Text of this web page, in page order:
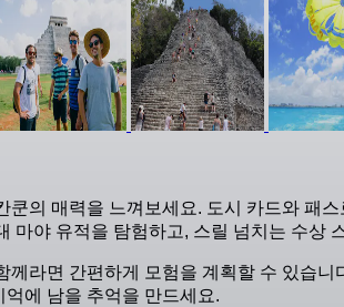
쿤의 매력을 느껴보세요. 도시 카드와 패
마야 유적을 탐험하고, 스릴 넘치는 수상
께라면 간편하게 모험을 계획할 수 있습
억에 남을 추억을 만드세요.